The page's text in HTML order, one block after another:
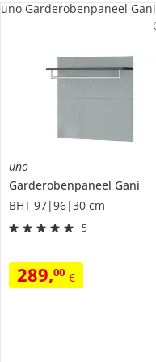
uno
Garderobenpaneel Gani
BHT 97|96|30 cm
5
289,00 €
uno Garderobenpaneel Gani